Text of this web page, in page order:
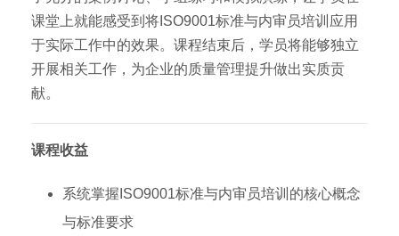
课堂上就能感受到将ISO9001标准与内审员培训应用
于实际工作中的效果。课程结束后，学员将能够独立
开展相关工作，为企业的质量管理提升做出实质贡
献。
课程收益
系统掌握ISO9001标准与内审员培训的核心概念
与标准要求